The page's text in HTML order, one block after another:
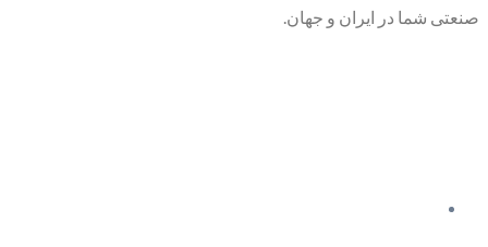
صنعتی شما در ایران و جهان.